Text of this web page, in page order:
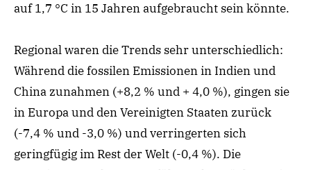
auf 1,7 °C in 15 Jahren aufgebraucht sein könnte.
Regional waren die Trends sehr unterschiedlich:
Während die fossilen Emissionen in Indien und
China zunahmen (+8,2 % und + 4,0 %), gingen sie
in Europa und den Vereinigten Staaten zurück
(-7,4 % und -3,0 %) und verringerten sich
geringfügig im Rest der Welt (-0,4 %). Die